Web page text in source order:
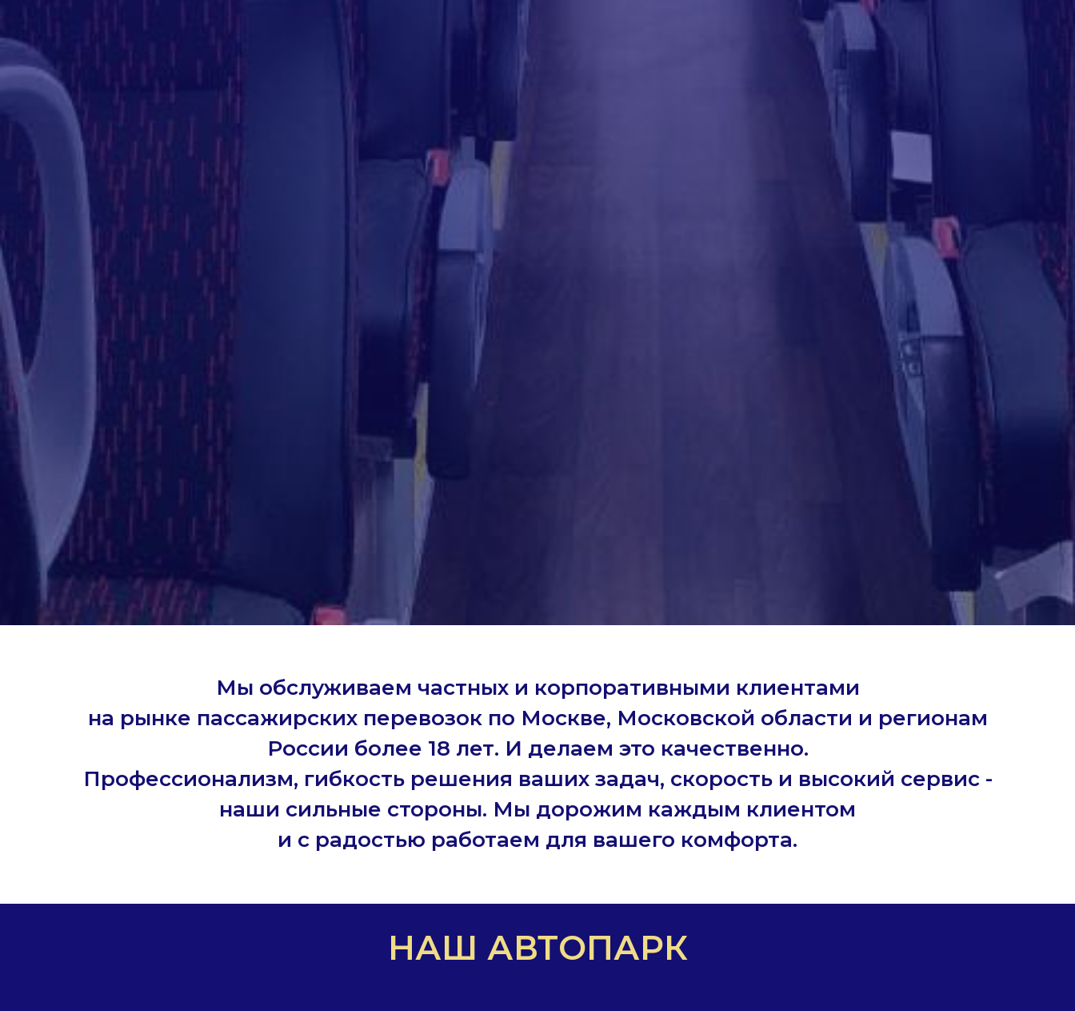
Мы обслуживаем частных и корпоративными клиентами
на рынке пассажирских перевозок по Москве, Московской области и регионам
России более 18 лет. И делаем это качественно.
Профессионализм, гибкость решения ваших задач, скорость и высокий сервис -
наши сильные стороны. Мы дорожим каждым клиентом
и с радостью работаем для вашего комфорта.
НАШ АВТОПАРК